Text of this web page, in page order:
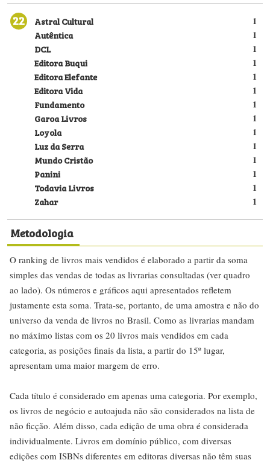
22 1
Astral Cultural
1
Autêntica
1
DCL
1
Editora Buqui
1
Editora Elefante
1
Editora Vida
1
Fundamento
1
Garoa Livros
1
Loyola
1
Luz da Serra
1
Mundo Cristão
1
Panini
1
Todavia Livros
1
Zahar
Metodologia
O ranking de livros mais vendidos é elaborado a partir da soma
simples das vendas de todas as livrarias consultadas (ver quadro
ao lado). Os números e gráficos aqui apresentados refletem
justamente esta soma. Trata-se, portanto, de uma amostra e não do
universo da venda de livros no Brasil. Como as livrarias mandam
no máximo listas com os 20 livros mais vendidos em cada
categoria, as posições finais da lista, a partir do 15º lugar,
apresentam uma maior margem de erro.
Cada título é considerado em apenas uma categoria. Por exemplo,
os livros de negócio e autoajuda não são considerados na lista de
não ficção. Além disso, cada edição de uma obra é considerada
individualmente. Livros em domínio público, com diversas
edições com ISBNs diferentes em editoras diversas não têm suas